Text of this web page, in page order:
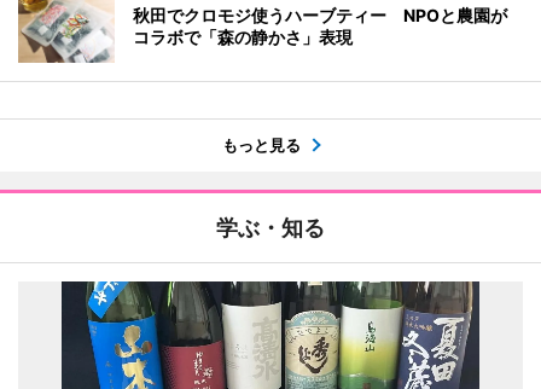
秋田でクロモジ使うハーブティー NPOと農園が
コラボで「森の静かさ」表現
もっと見る
学ぶ・知る